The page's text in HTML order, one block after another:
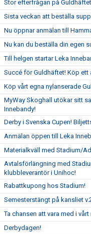
Stor efterfrågan på
Sista veckan att beställa
Nu öppnar anmälan till
Nu kan du beställa din egen
Till helgen startar Leka
Succé för Guldhäftet! Köp ett
Köp vårt egna nylanserade
MyWay Skoghall utökar sitt
Innebandy!
Derby i Svenska Cupen!
Anmälan öppen till Leka
Materialkväll med Stadium/
Avtalsförlängning med
klubbleverantör i Unihoc!
Rabattkupong hos Stadium!
Semesterstängt på kansliet
Ta chansen att vara med i
Derbydagen!